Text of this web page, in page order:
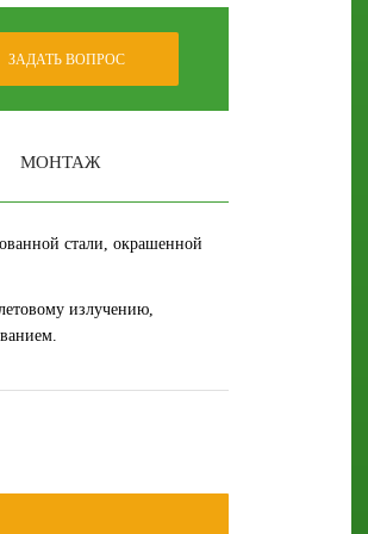
ЗАДАТЬ ВОПРОС
МОНТАЖ
стали, окрашенной
излучению,